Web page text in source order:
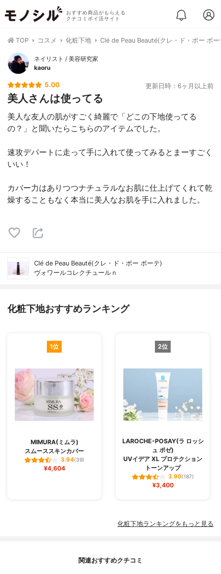
おすすめ商品がもらえる
クチコミポイ活サイト
TOP コスメ 化粧下地 Clé de Peau Beauté(クレ・ド・ポー ボ
ネイリスト / 美容研究家
kaoru
5.00 更新日時：6ヶ月以上前
美人さんは使ってる
美人な友人の肌がすごく綺麗で「どこの下地使ってる
の？」と聞いたらこちらのアイテムでした。
速攻デパートに走って手に入れて使ってみるとまーすごく
いい！
カバー力はありつつナチュラルなお肌に仕上げてくれて乾
燥することもなく本当に美人なお肌を手に入れました。
Clé de Peau Beauté(クレ・ド・ポー ボーテ)
ヴォワールコレクチュールｎ
化粧下地おすすめランキング
1位
MIMURA(ミムラ)
スムーススキンカバー
3.94(39)
¥4,604
2位
LAROCHE-POSAY(ラ ロッシ
ュ ポゼ)
UVイデア XL プロテクション
トーンアップ
3.90(187)
¥3,400
化粧下地ランキングをもっと見る
関連おすすめクチコミ